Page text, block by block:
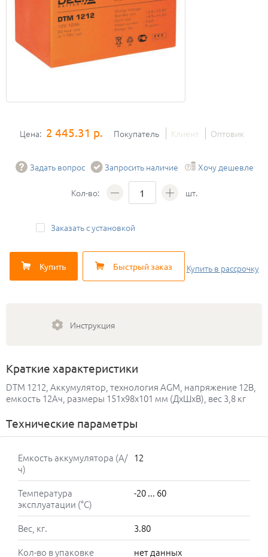
Цена: 2 445.31 р. Покупатель Клиент Оптовик
Задать вопрос Запросить наличие Хочу дешевле
Кол-во: шт.
Заказать с установкой
Купить Быстрый заказ Купить в рассрочку
Инструкция
Краткие характеристики
DTM 1212, Аккумулятор, технология AGM, напряжение 12В,
емкость 12Ач, размеры 151x98x101 мм (ДхШхВ), вес 3,8 кг
Технические параметры
Емкость аккумулятора (А/
ч)
12
Температура
эксплуатации (°C)
-20 ... 60
Вес, кг.
3.80
Кол-во в упаковке
нет данных